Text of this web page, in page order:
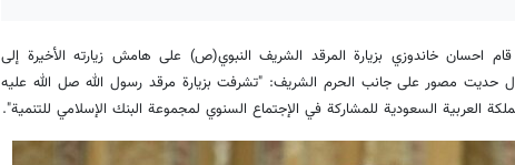
قام احسان خاندوزي بزيارة المرقد الشريف النبوي(ص) على هامش زيارته الأخيرة إلى
حديت مصور على جانب الحرم الشريف: "تشرفت بزيارة مرقد رسول الله صل الله عليه
العربية السعودية للمشاركة في الإجتماع السنوي لمجموعة البنك الإسلامي للتنمية".